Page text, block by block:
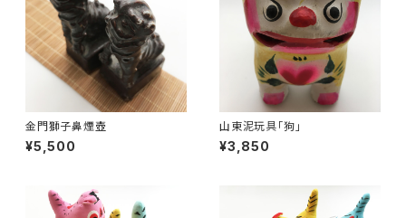
金門獅子鼻煙壺
¥5,500
山東泥玩具「狗」
¥3,850